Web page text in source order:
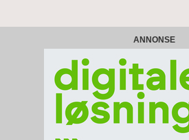
ANNONSE